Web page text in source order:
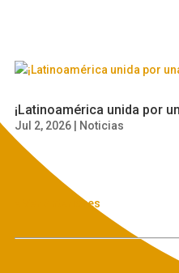
¡Latinoamérica unida por
Jul 2, 2026 Noticias
« Ver Anteriores